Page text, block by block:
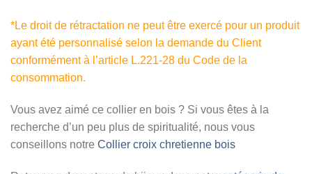
*Le droit de rétractation ne peut être exercé pour un produit
ayant été personnalisé selon la demande du Client
conformément à l’article L.221-28 du Code de la
consommation.
Vous avez aimé ce collier en bois ? Si vous êtes à la
recherche d’un peu plus de spiritualité, nous vous
conseillons notre Collier croix chretienne bois